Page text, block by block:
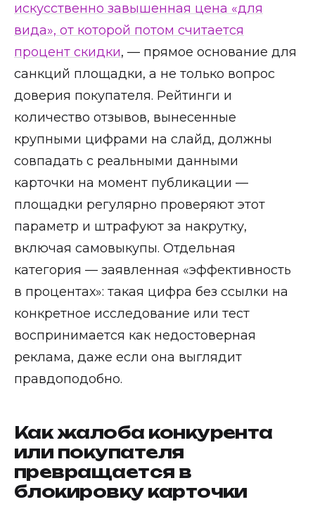
искусственно завышенная цена «для
вида», от которой потом считается
процент скидки, — прямое основание для
санкций площадки, а не только вопрос
доверия покупателя. Рейтинги и
количество отзывов, вынесенные
крупными цифрами на слайд, должны
совпадать с реальными данными
карточки на момент публикации —
площадки регулярно проверяют этот
параметр и штрафуют за накрутку,
включая самовыкупы. Отдельная
категория — заявленная «эффективность
в процентах»: такая цифра без ссылки на
конкретное исследование или тест
воспринимается как недостоверная
реклама, даже если она выглядит
правдоподобно.
Как жалоба конкурента
или покупателя
превращается в
блокировку карточки